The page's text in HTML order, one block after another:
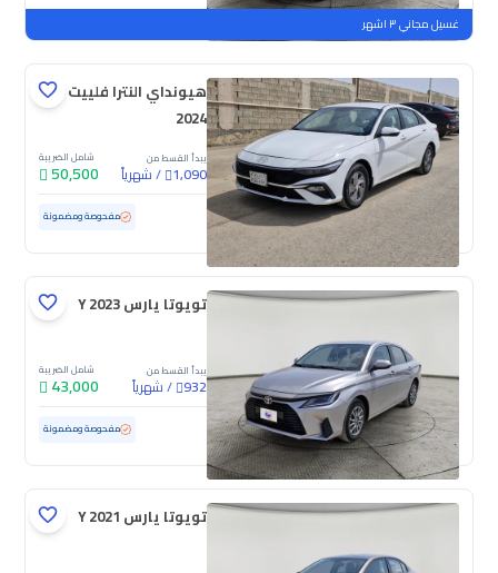
غسيل مجاني ٣ اشهر
هيونداي النترا فلييت
2024
يبدأ القسط من
1,090
/شهرياً
شامل الضريبة
50,500
مستعملة 86,652 كم مفحوصة ومضمونة
تويوتا يارس Y 2023
يبدأ القسط من
932
/شهرياً
شامل الضريبة
43,000
مستعملة 115,636 كم مفحوصة ومضمونة
تويوتا يارس Y 2021